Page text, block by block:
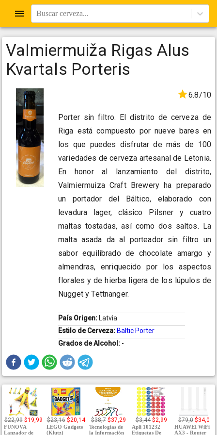
Buscar cerveza...
Valmiermuiža Rigas Alus
Kvartals Porteris
6.8/10
Porter sin filtro. El distrito de cerveza de
Riga está compuesto por nueve bares en
los que puedes disfrutar de más de 100
variedades de cerveza artesanal de Letonia.
En honor al lanzamiento del distrito,
Valmiermuiza Craft Brewery ha preparado
un portador del Báltico, elaborado con
levadura lager, clásico Pilsner y cuatro
maltas tostadas, así como dos saltos. La
malta asada da al porteador sin filtro un
sabor equilibrado de chocolate amargo y
almendras, enriquecido por los aspectos
florales y de hierba ligera de los lúpulos de
Nugget y Tettnanger.
País Origen: Latvia
Estilo de Cerveza: Baltic Porter
Grados de Alcohol: -
$22,99 $19,99
FUNOVA
Lanzador de
$23,16 $20,14
LEGO Gadgets
(Klutz)
$38,7 $37,29
Tecnologías de
la Información
$3,44 $2,99
Apli 101232
Etiquetas De
$79,0 $34,0
HUAWEI WiFi
AX3 - Router